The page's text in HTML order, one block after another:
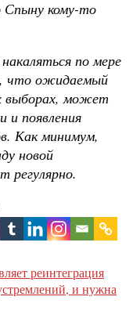
Спыну кому-то
по мере
что ожидаемый
выборах, может
и появления
Как минимум,
новой
регулярно.
реинтеграция
и нужна